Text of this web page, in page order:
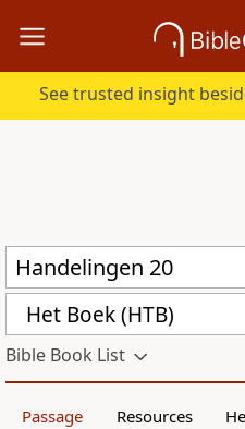
See trusted insight
Het Boek (HTB)
Bible Book List
Passage Resources